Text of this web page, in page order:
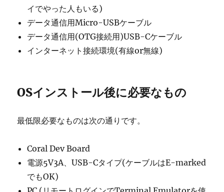
イでやった人もいる)
データ通信用Micro-USBケーブル
データ通信用(OTG接続用)USB-Cケーブル
インターネット接続環境(有線or無線)
OSインストール後に必要なもの
最低限必要なものは次の通りです。
Coral Dev Board
電源5V3A、USB-Cタイプ(ケーブルはE-marked
でもOK)